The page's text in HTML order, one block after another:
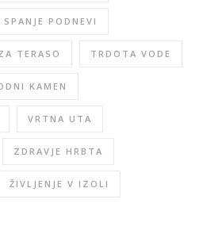
SPANJE PODNEVI
TERASO TRDOTA VODE
KAMEN
VRTNA UTA
ZDRAVJE HRBTA
ŽIVLJENJE V IZOLI